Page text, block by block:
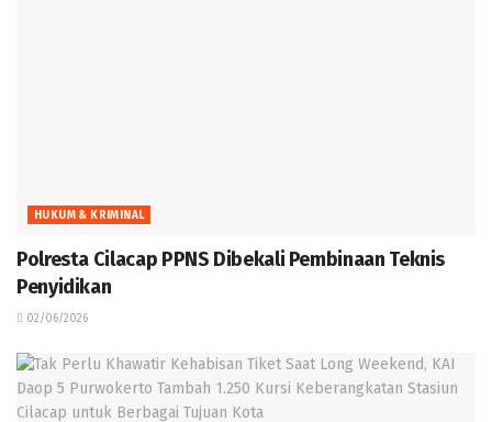
HUKUM & KRIMINAL
Polresta Cilacap PPNS Dibekali Pembinaan Teknis
Penyidikan
02/06/2026